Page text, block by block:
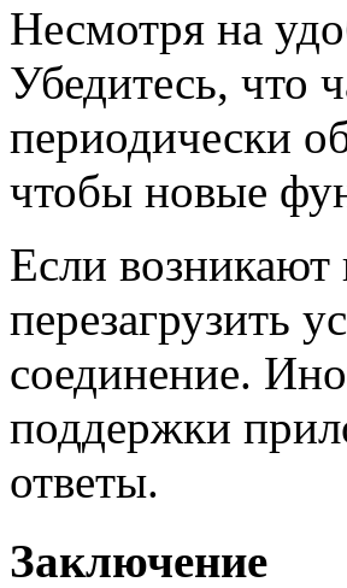
Несмотря на
Убедитесь, что
периодически
чтобы новые
Если
перезагрузить
соединение.
поддержки
ответы.
Заключение